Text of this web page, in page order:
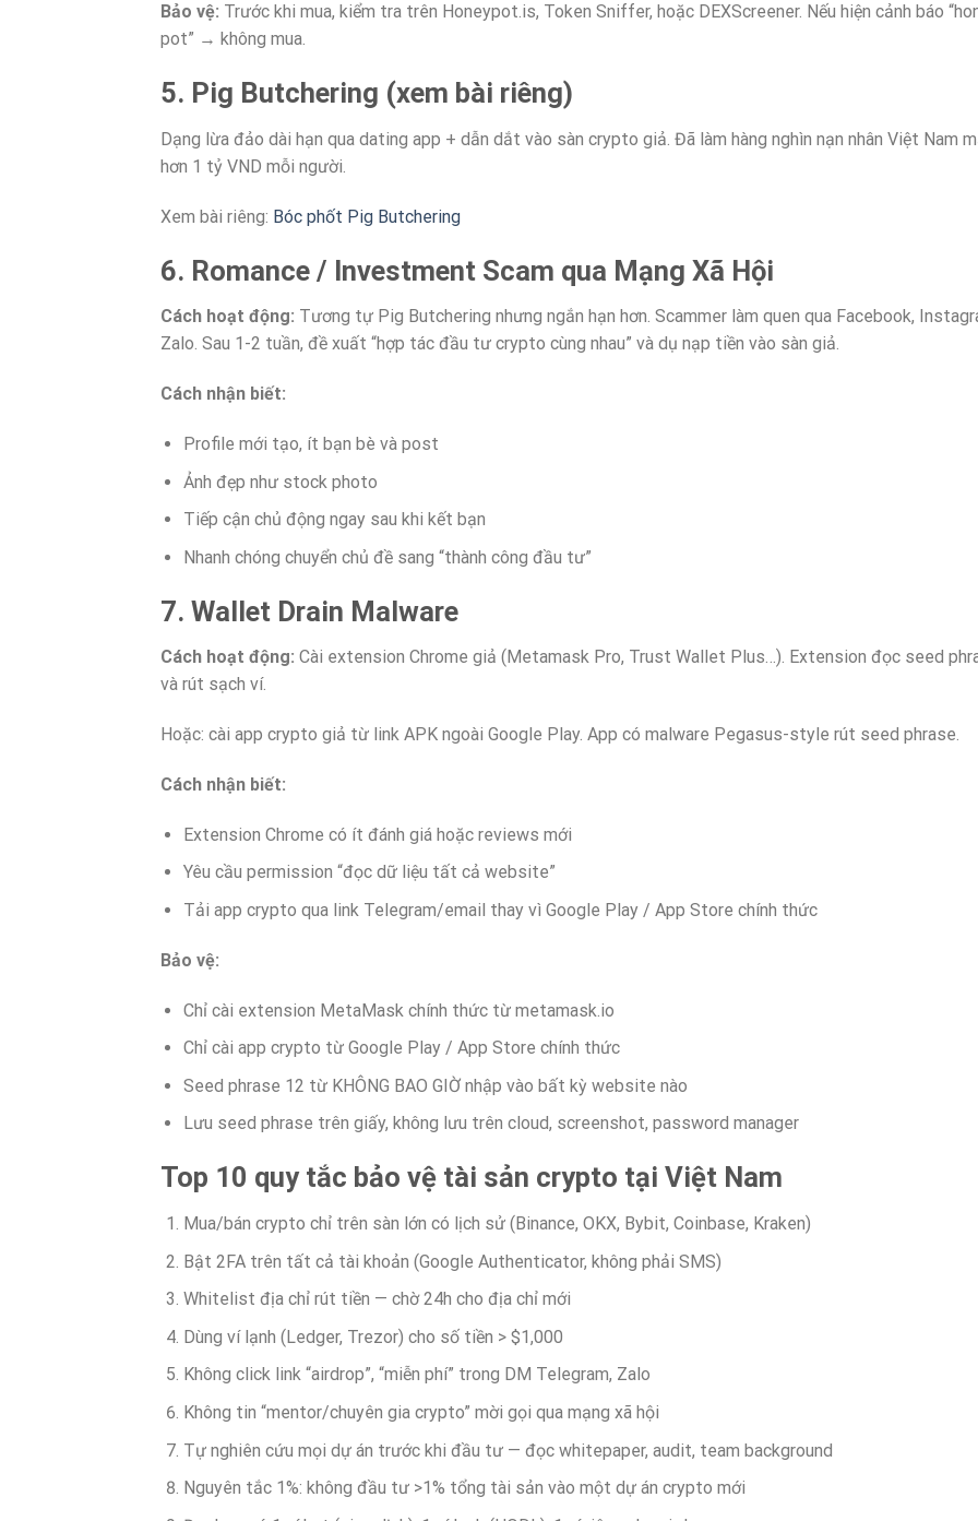
Bảo vệ: Trước khi mua, kiểm tra trên Honeypot.is, Token Sniffer, hoặc DEXScreener. Nếu hiện cảnh báo
pot” → không mua.
5. Pig Butchering (xem bài riêng)
Dạng lừa đảo dài hạn qua dating app + dẫn dắt vào sàn crypto giả. Đã làm hàng nghìn nạn nhân Việt Nam
hơn 1 tỷ VND mỗi người.
Xem bài riêng: Bóc phốt Pig Butchering
6. Romance / Investment Scam qua Mạng Xã Hội
Cách hoạt động: Tương tự Pig Butchering nhưng ngắn hạn hơn. Scammer làm quen qua Facebook,
Zalo. Sau 1-2 tuần, đề xuất “hợp tác đầu tư crypto cùng nhau” và dụ nạp tiền vào sàn giả.
Cách nhận biết:
Profile mới tạo, ít bạn bè và post
Ảnh đẹp như stock photo
Tiếp cận chủ động ngay sau khi kết bạn
Nhanh chóng chuyển chủ đề sang “thành công đầu tư”
7. Wallet Drain Malware
Cách hoạt động: Cài extension Chrome giả (Metamask Pro, Trust Wallet Plus…). Extension đọc seed
và rút sạch ví.
Hoặc: cài app crypto giả từ link APK ngoài Google Play. App có malware Pegasus-style rút seed phrase.
Cách nhận biết:
Extension Chrome có ít đánh giá hoặc reviews mới
Yêu cầu permission “đọc dữ liệu tất cả website”
Tải app crypto qua link Telegram/email thay vì Google Play / App Store chính thức
Bảo vệ:
Chỉ cài extension MetaMask chính thức từ metamask.io
Chỉ cài app crypto từ Google Play / App Store chính thức
Seed phrase 12 từ KHÔNG BAO GIỜ nhập vào bất kỳ website nào
Lưu seed phrase trên giấy, không lưu trên cloud, screenshot, password manager
Top 10 quy tắc bảo vệ tài sản crypto tại Việt Nam
Mua/bán crypto chỉ trên sàn lớn có lịch sử (Binance, OKX, Bybit, Coinbase, Kraken)
Bật 2FA trên tất cả tài khoản (Google Authenticator, không phải SMS)
Whitelist địa chỉ rút tiền — chờ 24h cho địa chỉ mới
Dùng ví lạnh (Ledger, Trezor) cho số tiền > $1,000
Không click link “airdrop”, “miễn phí” trong DM Telegram, Zalo
Không tin “mentor/chuyên gia crypto” mời gọi qua mạng xã hội
Tự nghiên cứu mọi dự án trước khi đầu tư — đọc whitepaper, audit, team background
Nguyên tắc 1%: không đầu tư >1% tổng tài sản vào một dự án crypto mới